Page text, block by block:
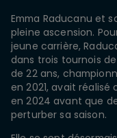
Emma Raducanu et
pleine ascension.
jeune carrière,
dans trois tournois
de 22 ans,
en 2021, avait
en 2024 avant que
perturber sa saison.